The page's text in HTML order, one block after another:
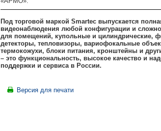
Под торговой маркой Smartec выпускается
видеонаблюдения любой конфигурации и
для помещений, купольные и цилиндрические,
детекторы, тепловизоры, вариофокальные
термокожухи, блоки питания, кронштейны и
– это функциональность, высокое качество и
поддержки и сервиса в России.
Версия для печати